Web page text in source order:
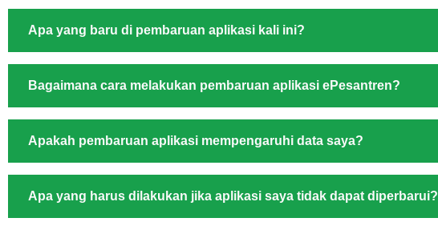
Apa yang baru di pembaruan aplikasi kali ini?
Bagaimana cara melakukan pembaruan aplikasi ePesantren?
Apakah pembaruan aplikasi mempengaruhi data saya?
Apa yang harus dilakukan jika aplikasi saya tidak dapat diperbarui?